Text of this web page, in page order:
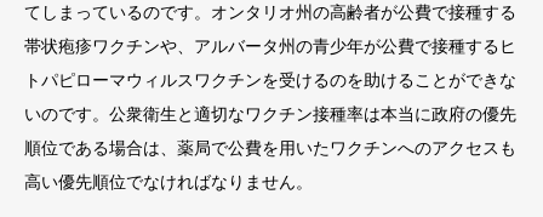
てしまっているのです。オンタリオ州の高齢者が公費で接種する
帯状疱疹ワクチンや、アルバータ州の青少年が公費で接種するヒ
トパピローマウィルスワクチンを受けるのを助けることができな
いのです。公衆衛生と適切なワクチン接種率は本当に政府の優先
順位である場合は、薬局で公費を用いたワクチンへのアクセスも
高い優先順位でなければなりません。